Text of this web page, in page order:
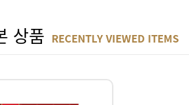
상품 RECENTLY VIEWED ITEMS